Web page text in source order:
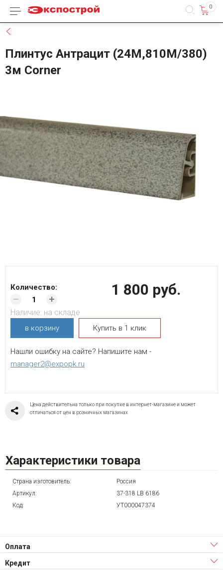
Каталог товаров 0
Плинтус Антрацит (24М,810М/380)
3м Corner
1 800 руб.
Количество:
Наличие: на складе
в корзину Купить в 1 клик
Нашли ошибку на сайте? Напишите нам -
manager2@expopk.ru
Цена действительна только при покупке в интернет-магазине и может
отличаться от цен в розничных магазинах
Характеристики товара
Страна изготовитель:
Россия
Артикул:
37-318 LB 6186
Код:
УТ000047374
Оплата
Кредит